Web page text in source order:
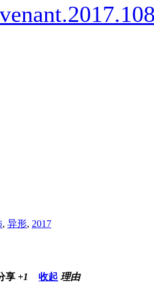
, 异形, 2017
享 +1 收起 理由